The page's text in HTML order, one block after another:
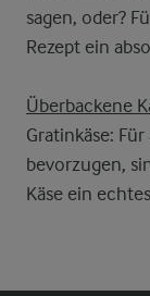
sagen, oder?
Rezept ein
Überbackene
Gratinkäse:
bevorzugen,
Käse ein